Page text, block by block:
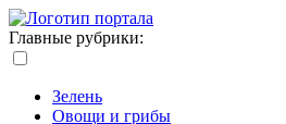
Главные рубрики:
Зелень
Овощи и грибы